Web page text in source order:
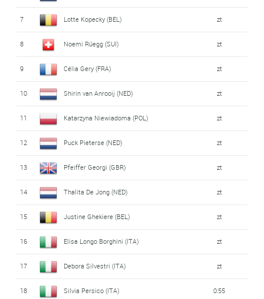
7 Lotte Kopecky (BEL) zt
8 Noemi Rüegg (SUI) zt
9 Célia Gery (FRA) zt
10 Shirin van Anrooij (NED) zt
11 Katarzyna Niewiadoma (POL) zt
12 Puck Pieterse (NED) zt
13 Pfeiffer Georgi (GBR) zt
14 Thalita De Jong (NED) zt
15 Justine Ghekiere (BEL) zt
16 Elisa Longo Borghini (ITA) zt
17 Debora Silvestri (ITA) zt
18 Silvia Persico (ITA) 0:55